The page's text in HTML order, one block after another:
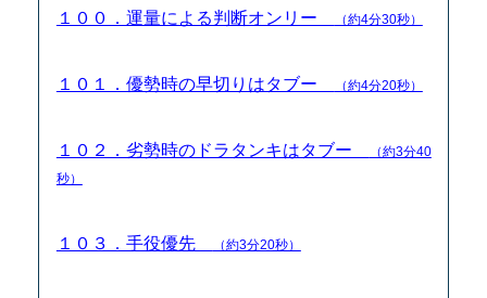
１００．運量による判断オンリー （約4分30秒）
１０１．優勢時の早切りはタブー （約4分20秒）
１０２．劣勢時のドラタンキはタブー
（約3分40
秒）
１０３．手役優先 （約3分20秒）